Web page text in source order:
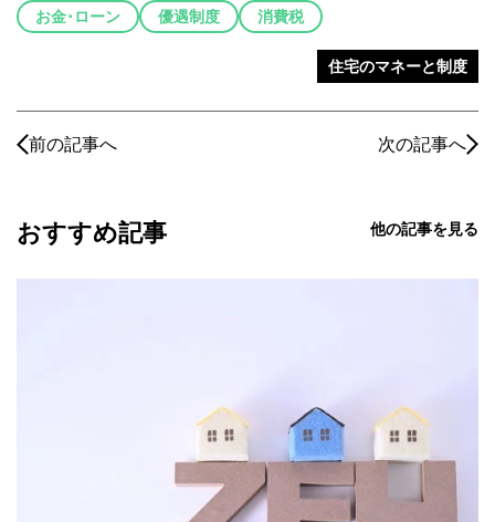
お金･ローン 優遇制度 消費税
住宅のマネーと制度
前の記事へ 次の記事へ
おすすめ記事 他の記事を見る